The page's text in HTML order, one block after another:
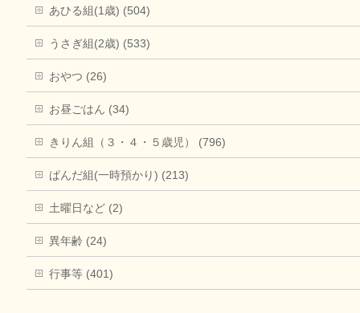
あひる組(1歳) (504)
うさぎ組(2歳) (533)
おやつ (26)
お昼ごはん (34)
きりん組（３・４・５歳児） (796)
ぱんだ組(一時預かり) (213)
土曜日など (2)
異年齢 (24)
行事等 (401)